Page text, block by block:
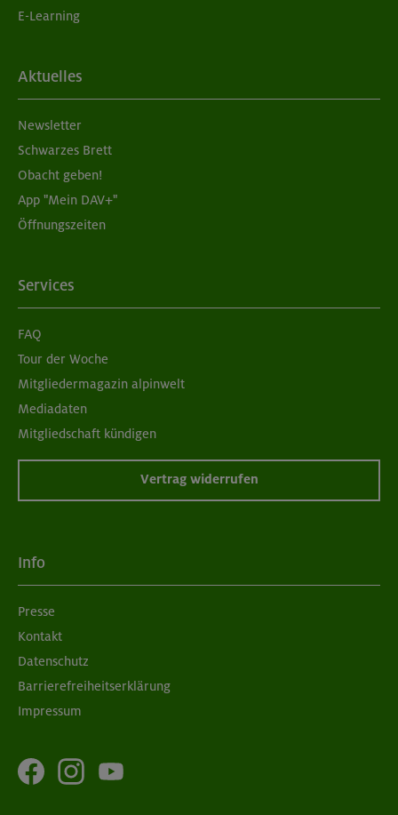
E-Learning
Aktuelles
Newsletter
Schwarzes Brett
Obacht geben!
App "Mein DAV+"
Öffnungszeiten
Services
FAQ
Tour der Woche
Mitgliedermagazin alpinwelt
Mediadaten
Mitgliedschaft kündigen
Vertrag widerrufen
Info
Presse
Kontakt
Datenschutz
Barrierefreiheitserklärung
Impressum